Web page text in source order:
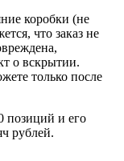
коробки (не
что заказ не
о вскрытии.
только после
позиций и его
рублей.